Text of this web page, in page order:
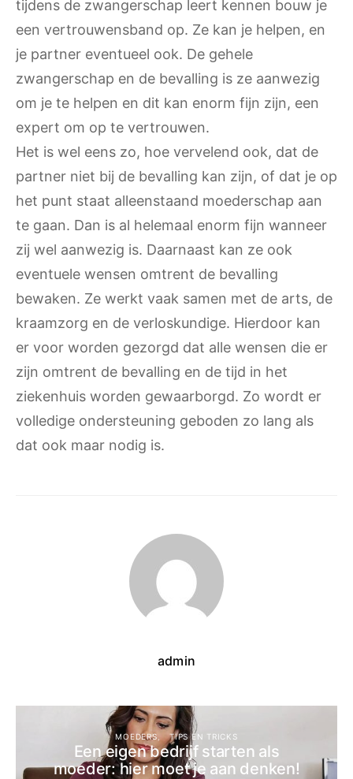
tijdens de zwangerschap leert kennen bouw je
een vertrouwensband op. Ze kan je helpen, en
je partner eventueel ook. De gehele
zwangerschap en de bevalling is ze aanwezig
om je te helpen en dit kan enorm fijn zijn, een
expert om op te vertrouwen.
Het is wel eens zo, hoe vervelend ook, dat de
partner niet bij de bevalling kan zijn, of dat je op
het punt staat alleenstaand moederschap aan
te gaan. Dan is al helemaal enorm fijn wanneer
zij wel aanwezig is. Daarnaast kan ze ook
eventuele wensen omtrent de bevalling
bewaken. Ze werkt vaak samen met de arts, de
kraamzorg en de verloskundige. Hierdoor kan
er voor worden gezorgd dat alle wensen die er
zijn omtrent de bevalling en de tijd in het
ziekenhuis worden gewaarborgd. Zo wordt er
volledige ondersteuning geboden zo lang als
dat ook maar nodig is.
admin
MOEDERS TIPS EN TRICKS
Een eigen bedrijf starten als
moeder: hier moet je aan denken!